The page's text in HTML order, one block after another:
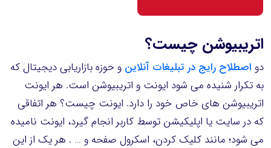
اتریبیوشن چیست؟
دو اصطلاح رایج در تبلیغات آنلاین و حوزه بازاریابی دیجیتال که
به تکرار شنیده می شود ایونت و اتریبیوشن است. هر ایونت
اتریبیوشن های خاص خود را دارد. ایونت چیست؟ هر اتفاقی
که در سایت یا اپلیکیشن توسط کاربر انجام گیرد، ایونت نامیده
می شود؛ مانند کلیک کردن، اسکرول صفحه و … . هر یک از این